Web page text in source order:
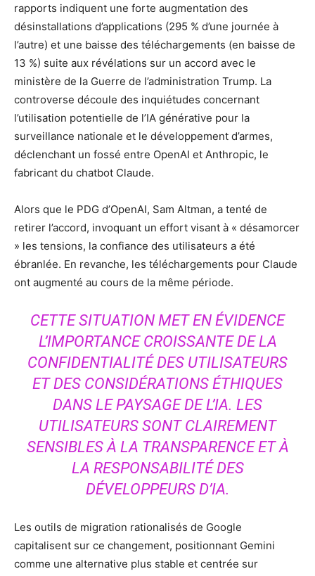
rapports indiquent une forte augmentation des
désinstallations d’applications (295 % d’une journée à
l’autre) et une baisse des téléchargements (en baisse de
13 %) suite aux révélations sur un accord avec le
ministère de la Guerre de l’administration Trump. La
controverse découle des inquiétudes concernant
l’utilisation potentielle de l’IA générative pour la
surveillance nationale et le développement d’armes,
déclenchant un fossé entre OpenAI et Anthropic, le
fabricant du chatbot Claude.
Alors que le PDG d’OpenAI, Sam Altman, a tenté de
retirer l’accord, invoquant un effort visant à « désamorcer
» les tensions, la confiance des utilisateurs a été
ébranlée. En revanche, les téléchargements pour Claude
ont augmenté au cours de la même période.
CETTE SITUATION MET EN ÉVIDENCE
L’IMPORTANCE CROISSANTE DE LA
CONFIDENTIALITÉ DES UTILISATEURS
ET DES CONSIDÉRATIONS ÉTHIQUES
DANS LE PAYSAGE DE L’IA. LES
UTILISATEURS SONT CLAIREMENT
SENSIBLES À LA TRANSPARENCE ET À
LA RESPONSABILITÉ DES
DÉVELOPPEURS D’IA.
Les outils de migration rationalisés de Google
capitalisent sur ce changement, positionnant Gemini
comme une alternative plus stable et centrée sur